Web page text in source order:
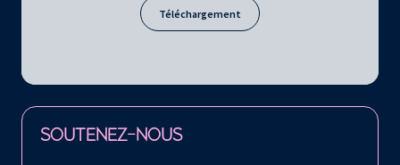
Téléchargement
SOUTENEZ-NOUS
Retrouvez la Philharmonie de Paris sur